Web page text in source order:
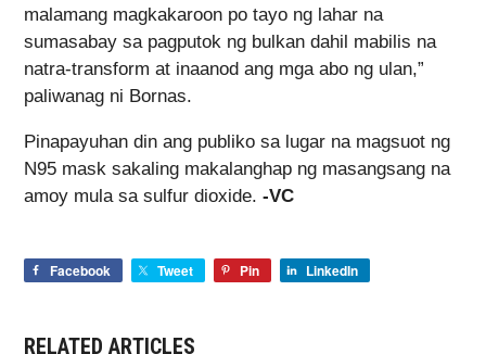
malamang magkakaroon po tayo ng lahar na
sumasabay sa pagputok ng bulkan dahil mabilis na
natra-transform at inaanod ang mga abo ng ulan,”
paliwanag ni Bornas.
Pinapayuhan din ang publiko sa lugar na magsuot ng
N95 mask sakaling makalanghap ng masangsang na
amoy mula sa sulfur dioxide. -VC
Facebook Tweet Pin LinkedIn
RELATED ARTICLES